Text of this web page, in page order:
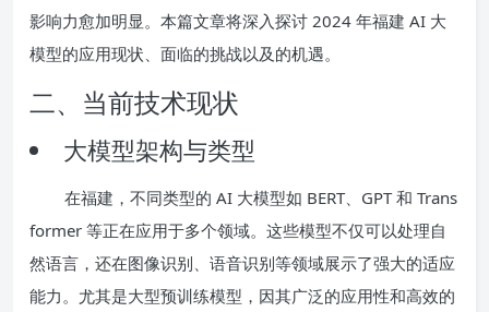
影响力愈加明显。本篇文章将深入探讨 2024 年福建 AI 大
模型的应用现状、面临的挑战以及的机遇。
二、当前技术现状
大模型架构与类型
在福建，不同类型的 AI 大模型如 BERT、GPT 和 Trans
former 等正在应用于多个领域。这些模型不仅可以处理自
然语言，还在图像识别、语音识别等领域展示了强大的适应
能力。尤其是大型预训练模型，因其广泛的应用性和高效的